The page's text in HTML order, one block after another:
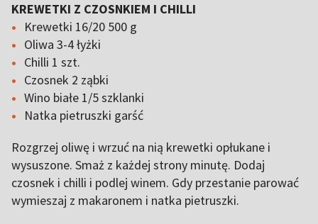
KREWETKI Z CZOSNKIEM I CHILLI
Krewetki 16/20 500 g
Oliwa 3-4 łyżki
Chilli 1 szt.
Czosnek 2 ząbki
Wino białe 1/5 szklanki
Natka pietruszki garść
Rozgrzej oliwę i wrzuć na nią krewetki opłukane i
wysuszone. Smaż z każdej strony minutę. Dodaj
czosnek i chilli i podlej winem. Gdy przestanie parować
wymieszaj z makaronem i natka pietruszki.